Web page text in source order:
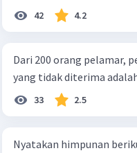
42 4.2
Dari 200 orang pelamar,
yang tidak diterima adalah
33 2.5
Nyatakan himpunan